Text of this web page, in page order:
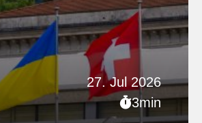
27. Jul 2026
3min